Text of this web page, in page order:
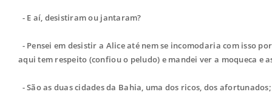
- E aí, desistiram ou jantaram?
- Pensei em desistir a Alice até nem se incomodaria com isso
aqui tem respeito (confiou o peludo) e mandei ver a moqueca e
- São as duas cidades da Bahia, uma dos ricos, dos